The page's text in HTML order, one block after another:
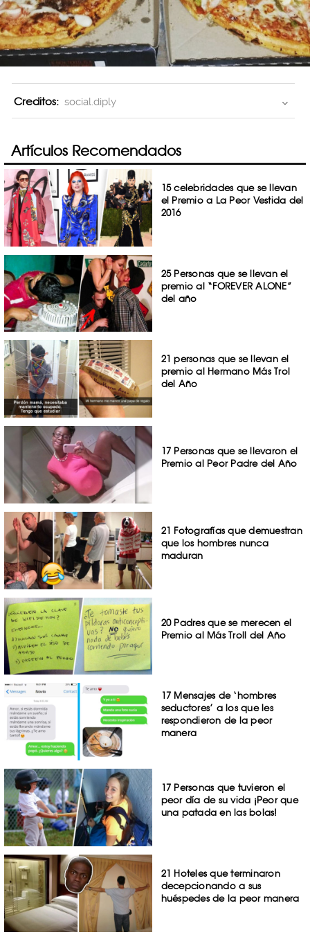
Creditos: social.diply
Artículos Recomendados
15 celebridades que se llevan
el Premio a La Peor Vestida del
2016
25 Personas que se llevan el
premio al “FOREVER ALONE”
del año
21 personas que se llevan el
premio al Hermano Más Trol
del Año
17 Personas que se llevaron el
Premio al Peor Padre del Año
21 Fotografías que demuestran
que los hombres nunca
maduran
20 Padres que se merecen el
Premio al Más Troll del Año
17 Mensajes de ‘hombres
seductores’ a los que les
respondieron de la peor
manera
17 Personas que tuvieron el
peor día de su vida ¡Peor que
una patada en las bolas!
21 Hoteles que terminaron
decepcionando a sus
huéspedes de la peor manera